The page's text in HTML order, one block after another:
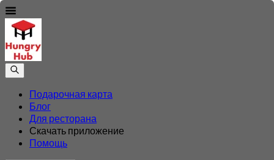
Подарочная карта
Блог
Для ресторана
Скачать приложение
Помощь